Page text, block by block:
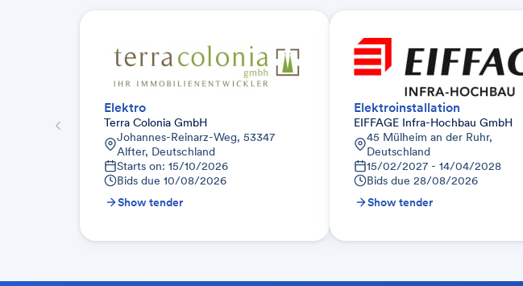
Elektro
Terra Colonia GmbH
Johannes-Reinarz-Weg, 53347
Alfter, Deutschland
Starts on: 15/10/2026
Bids due 10/08/2026
Show tender
Elektroinstallation
EIFFAGE Infra-Hochbau GmbH
45 Mülheim an der Ruhr,
Deutschland
15/02/2027 - 14/04/2028
Bids due 28/08/2026
Show tender